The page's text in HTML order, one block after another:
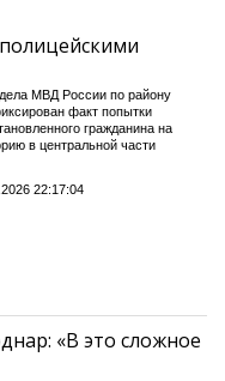
МВД России по району
факт попытки
гражданина на
в центральной части
22:17:04
«В это сложное